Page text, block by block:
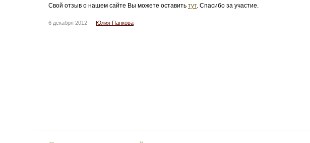
Свой отзыв о нашем сайте Вы можете оставить тут. Спасибо за участие.
6 декабря 2012 — Юлия Панкова